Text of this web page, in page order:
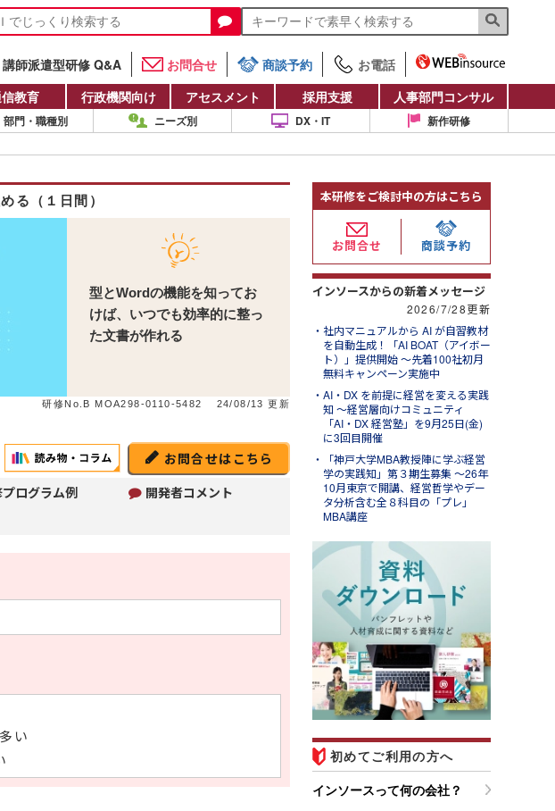
講師派遣型研修 Q&A お問合せ 商談予約
お電話
教育 行政機関向け アセスメント 採用支援 人事部門コンサル
部門・職種別 ニーズ別 DX・IT 新作研修
る（１日間）
型とWordの機能を知ってお
けば、いつでも効率的に整っ
た文書が作れる
研修No.B MOA298-0110-5482 24/08/13 更新
お問合せはこちら
ログラム例
開発者コメント
い
本研修をご検討中の方はこちら
お問合せ 商談予約
インソースからの新着メッセージ
2026/7/28更新
社内マニュアルから AI が自習教材
を自動生成！「AI BOAT（アイボー
ト）」提供開始 ～先着100社初月
無料キャンペーン実施中
AI・DX を前提に経営を変える実践
知 ～経営層向けコミュニティ
「AI・DX 経営塾」を9月25日(金)
に3回目開催
「神戸大学MBA教授陣に学ぶ経営
学の実践知」第３期生募集 ～26年
10月東京で開講、経営哲学やデー
タ分析含む全８科目の「プレ」
MBA講座
インソースブログ「東へ西
～営業準備・移動判断・備品購
初めてご利用の方へ
インソースって何の会社？